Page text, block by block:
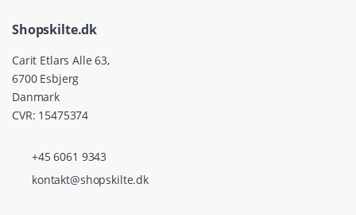
Shopskilte.dk
Carit Etlars Alle 63,
6700 Esbjerg
Danmark
CVR: 15475374
+45 6061 9343
kontakt@shopskilte.dk